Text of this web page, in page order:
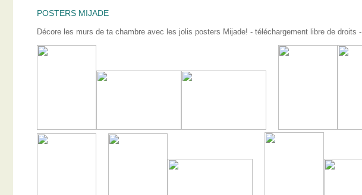
POSTERS MIJADE
Décore les murs de ta chambre avec les jolis posters Mijade! - téléchargement libre de droits -